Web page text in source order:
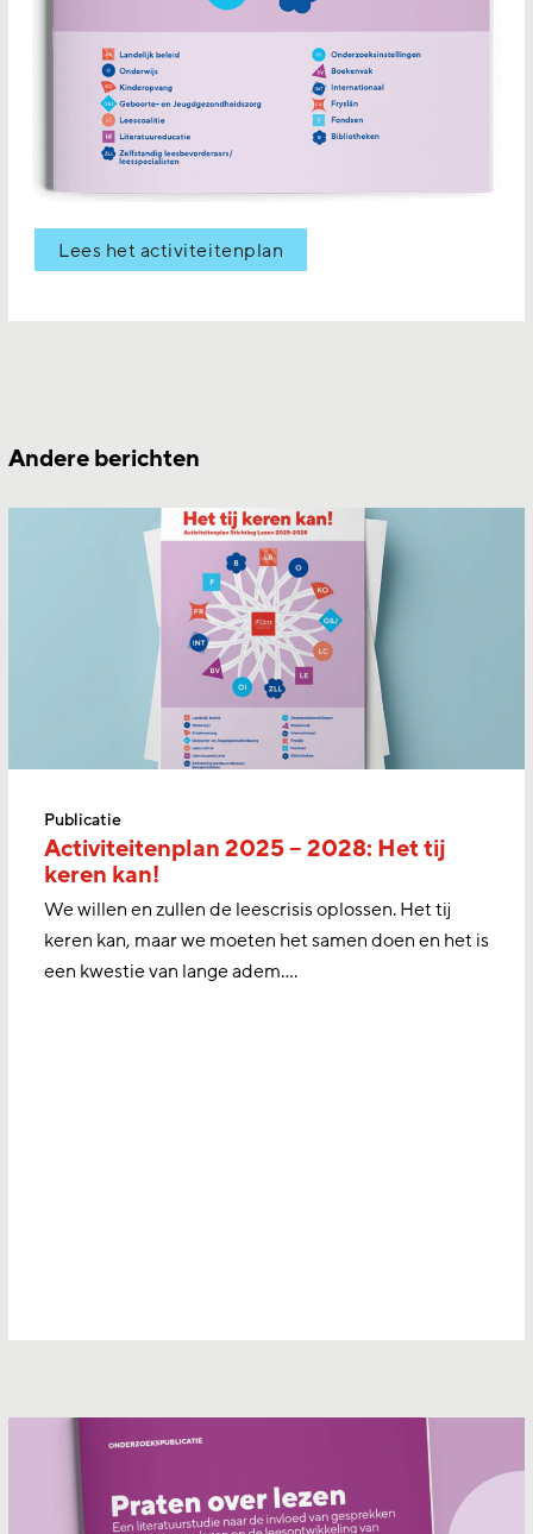
Lees het activiteitenplan
Andere berichten
Publicatie
Activiteitenplan 2025 – 2028: Het tij
keren kan!
We willen en zullen de leescrisis oplossen. Het tij
keren kan, maar we moeten het samen doen en het is
een kwestie van lange adem....